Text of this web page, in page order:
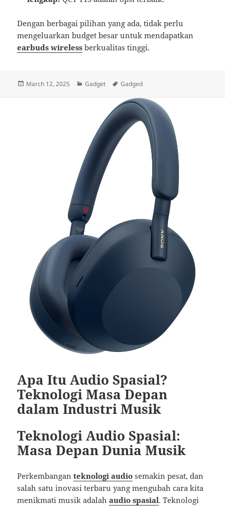
Dengan berbagai pilihan yang ada, tidak perlu
mengeluarkan budget besar untuk mendapatkan
earbuds wireless berkualitas tinggi.
Posted
March 12, 2025 Categories
Gadget Tags
Gadged
Apa Itu Audio Spasial?
Teknologi Masa Depan
dalam Industri Musik
Teknologi Audio Spasial:
Masa Depan Dunia Musik
Perkembanganteknologi audio semakin pesat, dan
salah satu inovasi terbaru yang mengubah cara kita
menikmati musik adalahaudio spasial. Teknologi